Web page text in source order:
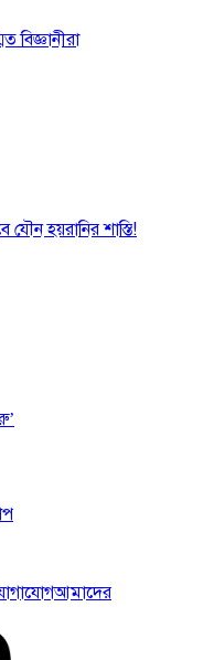
বিজ্ঞানীরা
হয়রানির শাস্তি!
আমাদের